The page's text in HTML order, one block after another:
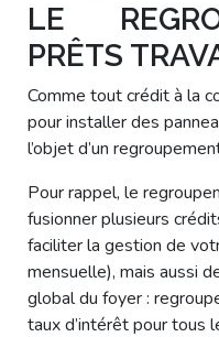
LE
PRÊTS
Comme tout crédit à la
pour installer des
l’objet d’un
Pour rappel, le
fusionner plusieurs
faciliter la gestion de
mensuelle), mais aussi
global du foyer :
taux d’intérêt pour tous